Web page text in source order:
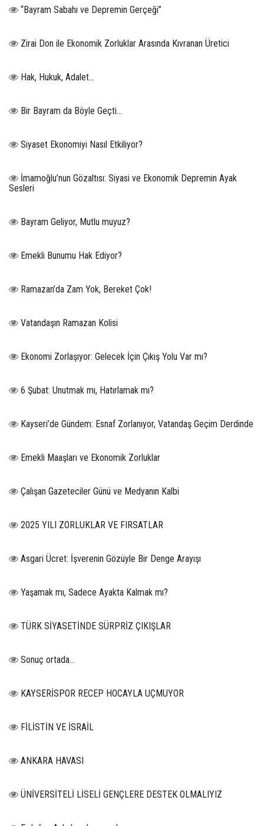
“Bayram Sabahı ve Depremin Gerçeği”
Zirai Don ile Ekonomik Zorluklar Arasında Kıvranan Üretici
Hak, Hukuk, Adalet…
Bir Bayram da Böyle Geçti…
Siyaset Ekonomiyi Nasıl Etkiliyor?
İmamoğlu’nun Gözaltısı: Siyasi ve Ekonomik Depremin Ayak
Sesleri
Bayram Geliyor, Mutlu muyuz?
Emekli Bunumu Hak Ediyor?
Ramazan’da Zam Yok, Bereket Çok!
Vatandaşın Ramazan Kolisi
Ekonomi Zorlaşıyor: Gelecek İçin Çıkış Yolu Var mı?
6 Şubat: Unutmak mı, Hatırlamak mı?
Kayseri’de Gündem: Esnaf Zorlanıyor, Vatandaş Geçim Derdinde
Emekli Maaşları ve Ekonomik Zorluklar
Çalışan Gazeteciler Günü ve Medyanın Kalbi
2025 YILI ZORLUKLAR VE FIRSATLAR
Asgari Ücret: İşverenin Gözüyle Bir Denge Arayışı
Yaşamak mı, Sadece Ayakta Kalmak mı?
TÜRK SİYASETİNDE SÜRPRİZ ÇIKIŞLAR
Sonuç ortada…
KAYSERİSPOR RECEP HOCAYLA UÇMUYOR
FİLİSTİN VE İSRAİL
ANKARA HAVASI
ÜNİVERSİTELİ LİSELİ GENÇLERE DESTEK OLMALIYIZ